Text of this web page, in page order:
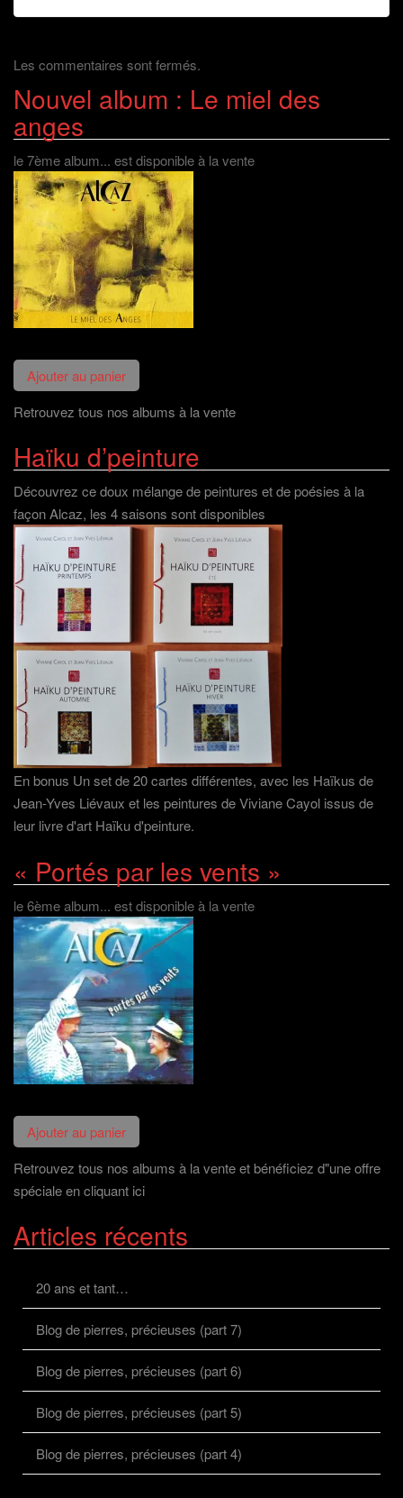
Les commentaires sont fermés.
Nouvel album : Le miel des
anges
le 7ème album... est disponible à la vente
Retrouvez tous nos albums à la vente
Haïku d’peinture
Découvrez ce doux mélange de peintures et de poésies à la
façon Alcaz, les 4 saisons sont disponibles
En bonus Un set de 20 cartes différentes, avec les Haïkus de
Jean-Yves Liévaux et les peintures de Viviane Cayol issus de
leur livre d'art Haïku d'peinture.
« Portés par les vents »
le 6ème album... est disponible à la vente
Retrouvez tous nos albums à la vente et bénéficiez d"une offre
spéciale en cliquant ici
Articles récents
20 ans et tant…
Blog de pierres, précieuses (part 7)
Blog de pierres, précieuses (part 6)
Blog de pierres, précieuses (part 5)
Blog de pierres, précieuses (part 4)